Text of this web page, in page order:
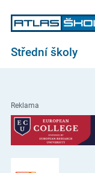
Střední školy
Reklama